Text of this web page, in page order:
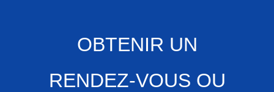
OBTENIR UN
RENDEZ-VOUS OU